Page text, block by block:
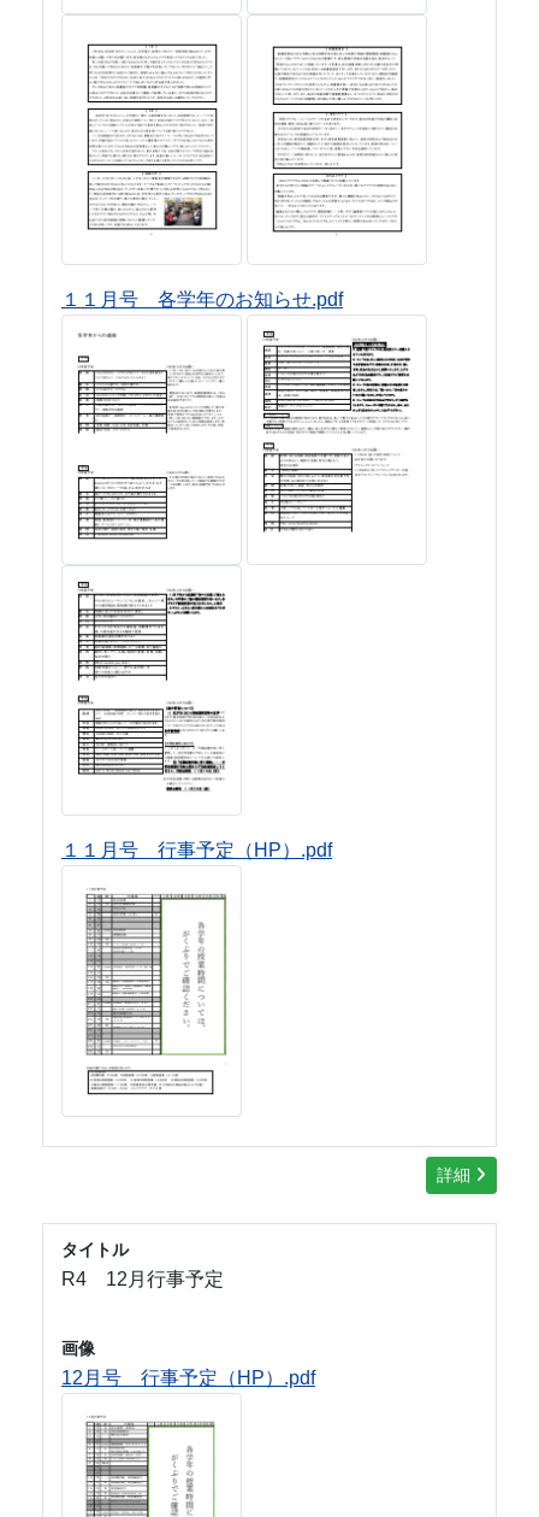
１１月号 各学年のお知らせ.pdf
１１月号 行事予定（HP）.pdf
詳細
タイトル
R4 12月行事予定
画像
12月号 行事予定（HP）.pdf